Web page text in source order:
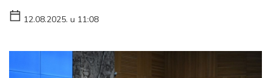
12.08.2025. u 11:08